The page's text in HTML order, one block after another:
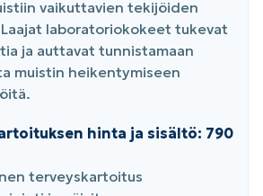
vaikuttavien tekijöiden
laboratoriokokeet tukevat
ja auttavat tunnistamaan
muistin heikentymiseen
hinta ja sisältö: 790
terveyskartoitus